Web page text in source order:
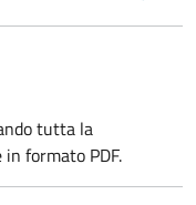
tutta la
formato PDF.